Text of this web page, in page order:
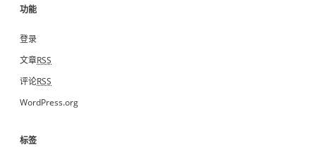
功能
登录
文章RSS
评论RSS
WordPress.org
标签